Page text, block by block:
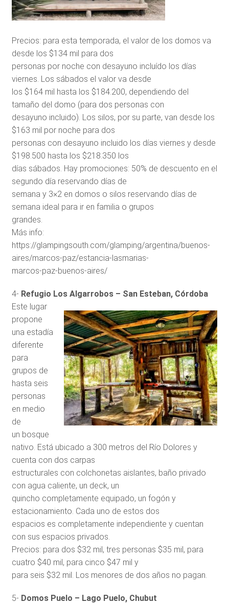
Precios: para esta temporada, el valor de los domos va
desde los $134 mil para dos
personas por noche con desayuno incluído los días
viernes. Los sábados el valor va desde
los $164 mil hasta los $184.200, dependiendo del
tamaño del domo (para dos personas con
desayuno incluido). Los silos, por su parte, van desde los
$163 mil por noche para dos
personas con desayuno incluido los días viernes y desde
$198.500 hasta los $218.350 los
días sábados. Hay promociones: 50% de descuento en el
segundo día reservando días de
semana y 3×2 en domos o silos reservando días de
semana ideal para ir en familia o grupos
grandes.
Más info:
https://glampingsouth.com/glamping/argentina/buenos-
aires/marcos-paz/estancia-lasmarias-
marcos-paz-buenos-aires/
4- Refugio Los Algarrobos – San Esteban, Córdoba
Este lugar
propone
una estadía
diferente
para
grupos de
hasta seis
personas
en medio
de
un bosque
nativo. Está ubicado a 300 metros del Río Dolores y
cuenta con dos carpas
estructurales con colchonetas aislantes, baño privado
con agua caliente, un deck, un
quincho completamente equipado, un fogón y
estacionamiento. Cada uno de estos dos
espacios es completamente independiente y cuentan
con sus espacios privados.
Precios: para dos $32 mil, tres personas $35 mil, para
cuatro $40 mil, para cinco $47 mil y
para seis $32 mil. Los menores de dos años no pagan.
5- Domos Puelo – Lago Puelo, Chubut